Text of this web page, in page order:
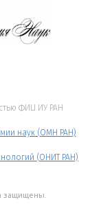
ФИЦ ИУ РАН
наук (ОМН РАН)
(ОНИТ РАН)
защищены.